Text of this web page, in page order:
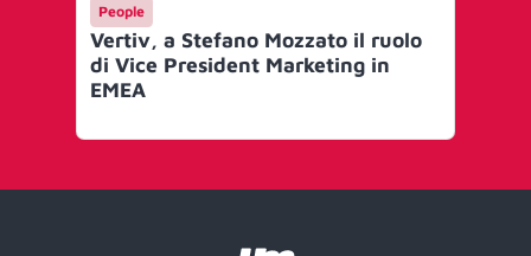
People
Vertiv, a Stefano Mozzato il ruolo
di Vice President Marketing in
EMEA